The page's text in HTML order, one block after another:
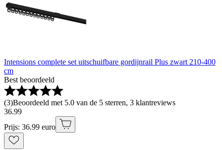
Intensions complete set uitschuifbare gordijnrail Plus zwart 210-400
cm
Best beoordeeld
(3)Beoordeeld met 5.0 van de 5 sterren, 3 klantreviews
36.99
Prijs: 36.99 euro